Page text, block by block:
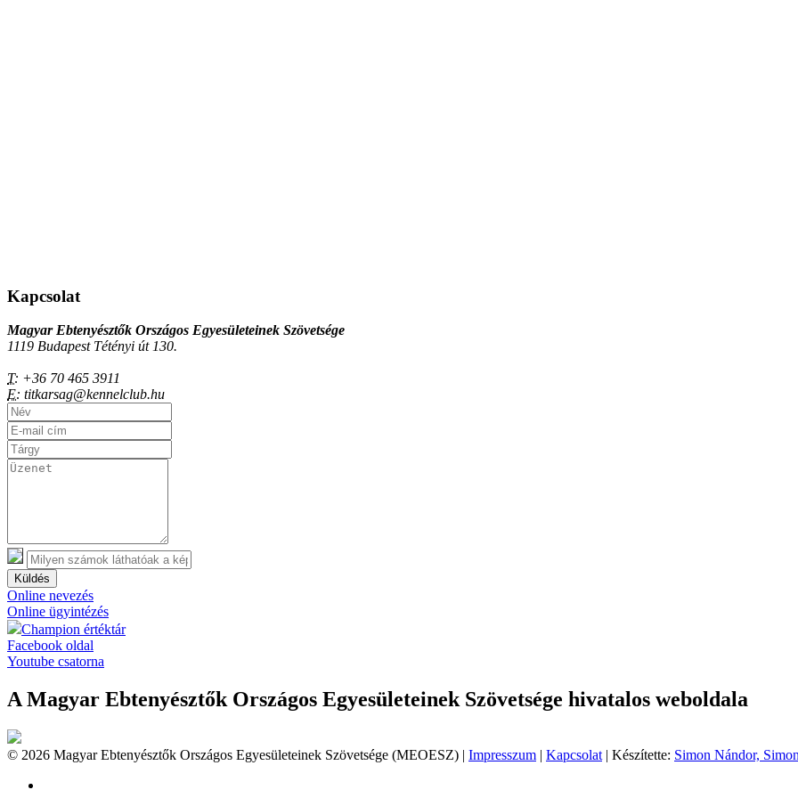
Kapcsolat
Magyar Ebtenyésztők Országos Egyesületeinek Szövetsége
1119 Budapest Tétényi út 130.
T: +36 70 465 3911
E: titkarsag@kennelclub.hu
Küldés
Online nevezés
Online ügyintézés
Champion értéktár
Facebook oldal
Youtube csatorna
A Magyar Ebtenyésztők Országos Egyesületeinek Szövetsége hivatalos weboldala
© 2026 Magyar Ebtenyésztők Országos Egyesületeinek Szövetsége (MEOESZ) | Impresszum | Kapcsolat | Készítette: Simon Nándor,